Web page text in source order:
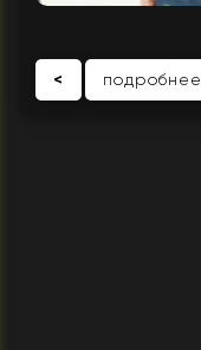
< подробнее